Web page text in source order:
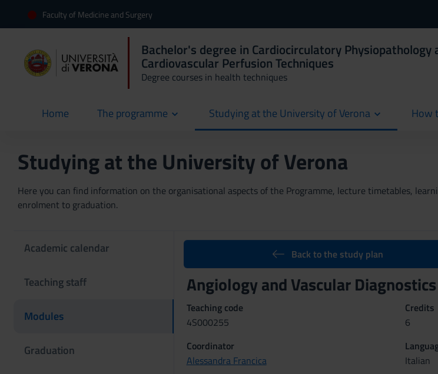
Faculty of Medicine and Surgery
Bachelor's degree in Cardiocirculatory Physiopathology
Cardiovascular Perfusion Techniques
Degree courses in health techniques
Home
current The programme Studying at the University of Verona How
Studying at the University of Verona
Here you can find information on the organisational aspects of the Programme, lecture timetables,
enrolment to graduation.
Academic calendar
Teaching staff
Modules
Graduation
Back to the study plan
Angiology and Vascular
Teaching code
4S000255
Credits
6
Coordinator
Alessandra Francica
Italian